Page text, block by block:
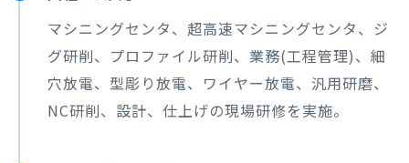
マシニングセンタ、超高速マシニングセンタ、ジ
グ研削、プロファイル研削、業務(工程管理)、細
穴放電、型彫り放電、ワイヤー放電、汎用研磨、
NC研削、設計、仕上げの現場研修を実施。